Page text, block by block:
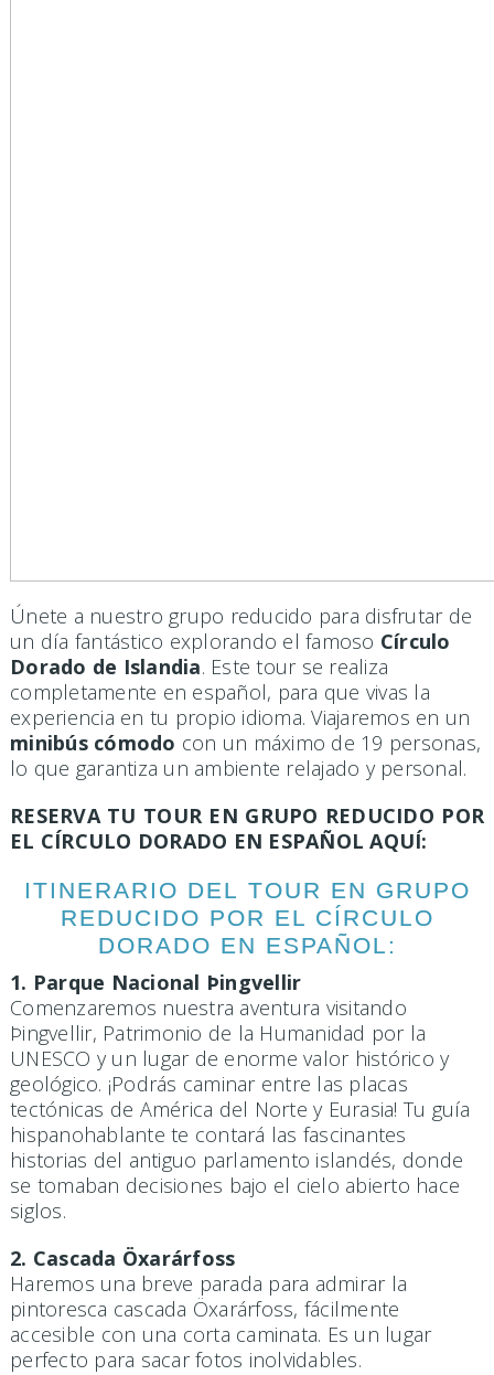
Únete a nuestro grupo reducido para disfrutar de
un día fantástico explorando el famoso Círculo
Dorado de Islandia. Este tour se realiza
completamente en español, para que vivas la
experiencia en tu propio idioma. Viajaremos en un
minibús cómodo con un máximo de 19 personas,
lo que garantiza un ambiente relajado y personal.
RESERVA TU TOUR EN GRUPO REDUCIDO POR
EL CÍRCULO DORADO EN ESPAÑOL AQUÍ:
ITINERARIO DEL TOUR EN GRUPO
REDUCIDO POR EL CÍRCULO
DORADO EN ESPAÑOL:
1. Parque Nacional Þingvellir
Comenzaremos nuestra aventura visitando
Þingvellir, Patrimonio de la Humanidad por la
UNESCO y un lugar de enorme valor histórico y
geológico. ¡Podrás caminar entre las placas
tectónicas de América del Norte y Eurasia! Tu guía
hispanohablante te contará las fascinantes
historias del antiguo parlamento islandés, donde
se tomaban decisiones bajo el cielo abierto hace
siglos.
2. Cascada Öxarárfoss
Haremos una breve parada para admirar la
pintoresca cascada Öxarárfoss, fácilmente
accesible con una corta caminata. Es un lugar
perfecto para sacar fotos inolvidables.